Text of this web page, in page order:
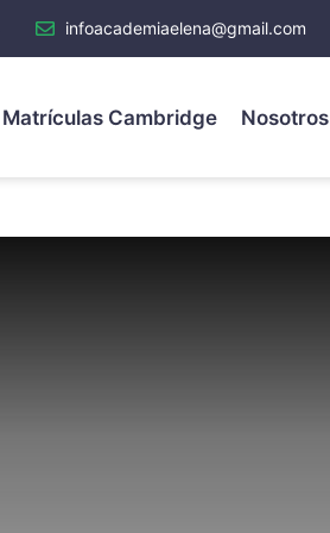
infoacademiaelena@gmail.com
Matrículas Cambridge Nosotros